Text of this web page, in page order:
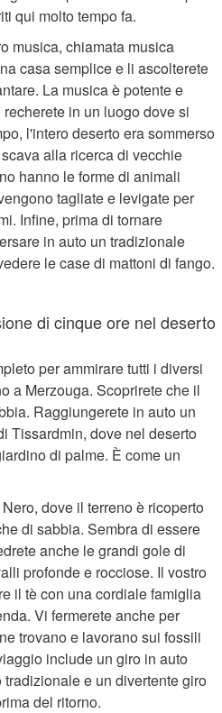
qui molto tempo fa.
musica, chiamata musica
casa semplice e li ascolterete
La musica è potente e
in un luogo dove si
l'intero deserto era sommerso
alla ricerca di vecchie
hanno le forme di animali
tagliate e levigate per
Infine, prima di tornare
in auto un tradizionale
le case di mattoni di fango.
di cinque ore nel deserto
per ammirare tutti i diversi
a Merzouga. Scoprirete che il
Raggiungerete in auto un
Tissardmin, dove nel deserto
di palme. È come un
dove il terreno è ricoperto
di sabbia. Sembra di essere
anche le grandi gole di
profonde e rocciose. Il vostro
il tè con una cordiale famiglia
Vi fermerete anche per
trovano e lavorano sui fossili
include un giro in auto
e un divertente giro
del ritorno.